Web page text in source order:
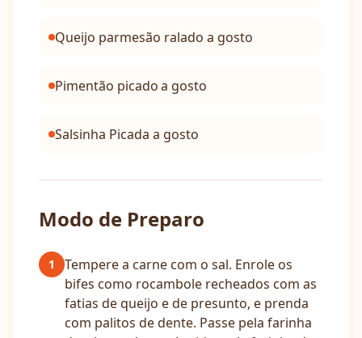
Queijo parmesão ralado a gosto
Pimentão picado a gosto
Salsinha Picada a gosto
Modo de Preparo
1
Tempere a carne com o sal. Enrole os
bifes como rocambole recheados com as
fatias de queijo e de presunto, e prenda
com palitos de dente. Passe pela farinha